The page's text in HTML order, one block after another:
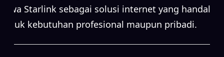
sewa Starlink sebagai solusi internet yang handal
untuk kebutuhan profesional maupun pribadi.